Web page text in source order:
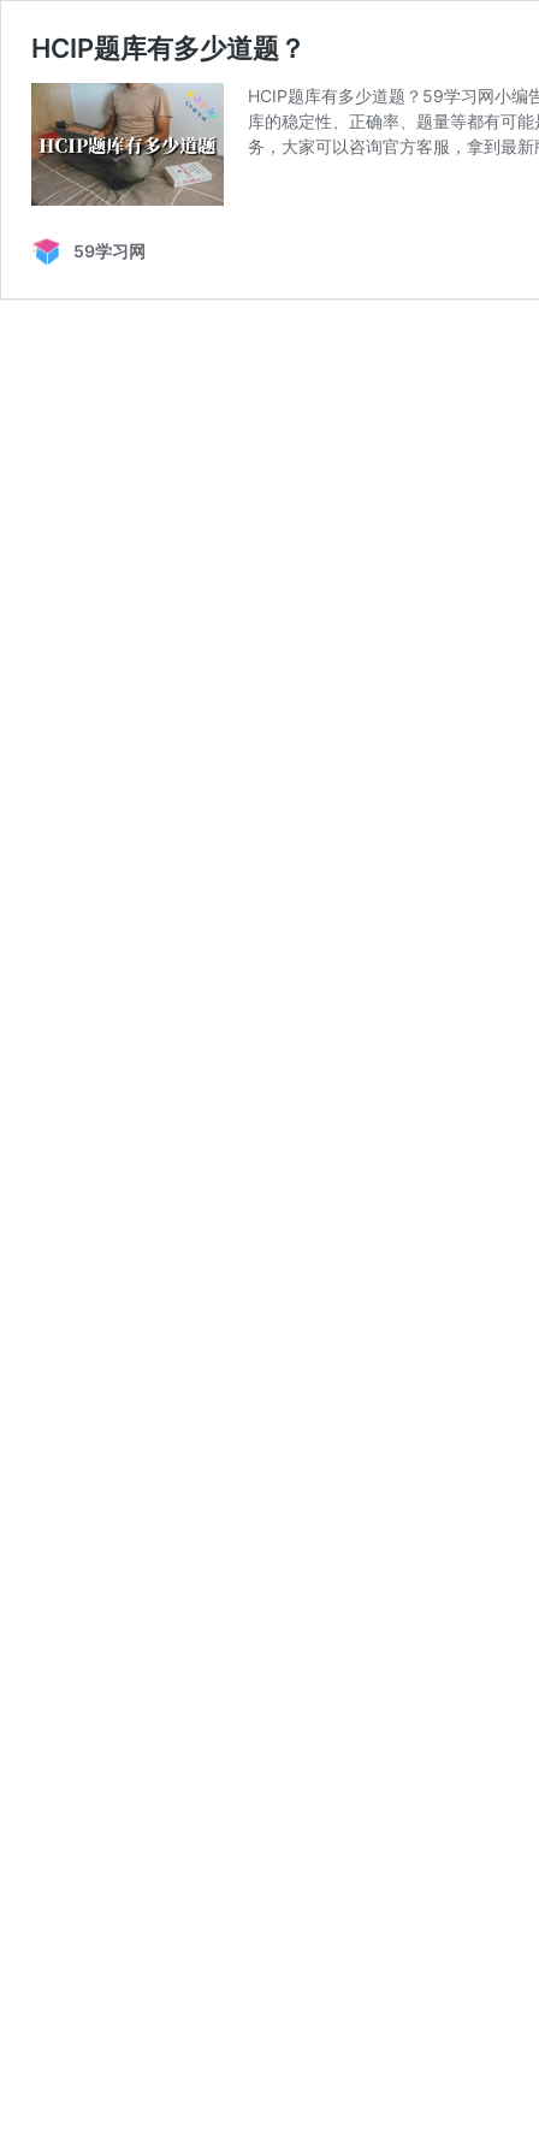
HCIP题库有多少道题？
HCIP题库有多少道题？59学习网小编
库的稳定性、正确率、题量等都有可
务，大家可以咨询官方客服，拿到最
59学习网